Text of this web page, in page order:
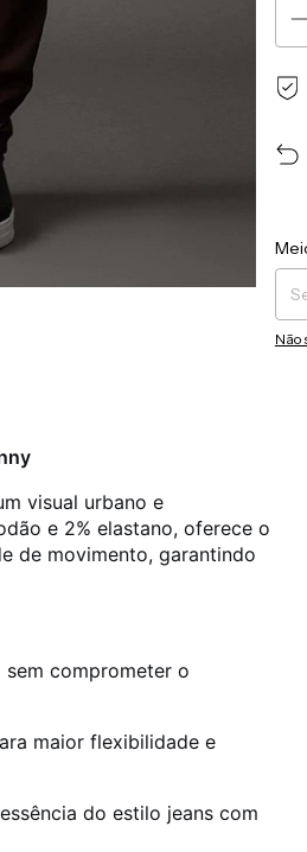
Não
visual urbano e
e 2% elastano, oferece o
de movimento, garantindo
comprometer o
maior flexibilidade e
do estilo jeans com